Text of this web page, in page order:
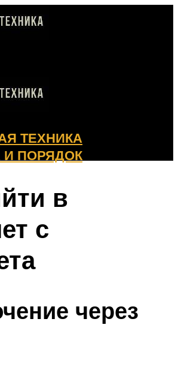
ТЕХНИКА
И ПОРЯДОК
в
с
через